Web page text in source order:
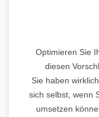
Optimieren Sie
diesen
Sie haben
sich selbst, wenn
umsetzen